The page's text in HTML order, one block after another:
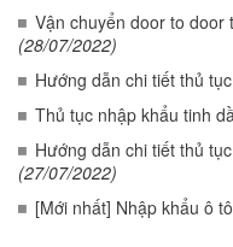
Vận chuyển door to door
(28/07/2022)
Hướng dẫn chi tiết thủ
Thủ tục nhập khẩu tinh
Hướng dẫn chi tiết thủ
(27/07/2022)
[Mới nhất] Nhập khẩu ô